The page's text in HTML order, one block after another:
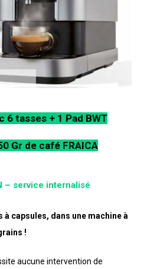
6 tasses + 1 Pad BWT
Gr de café FRAICA
– service internalisé
capsules, dans une machine à
!
aucune intervention de